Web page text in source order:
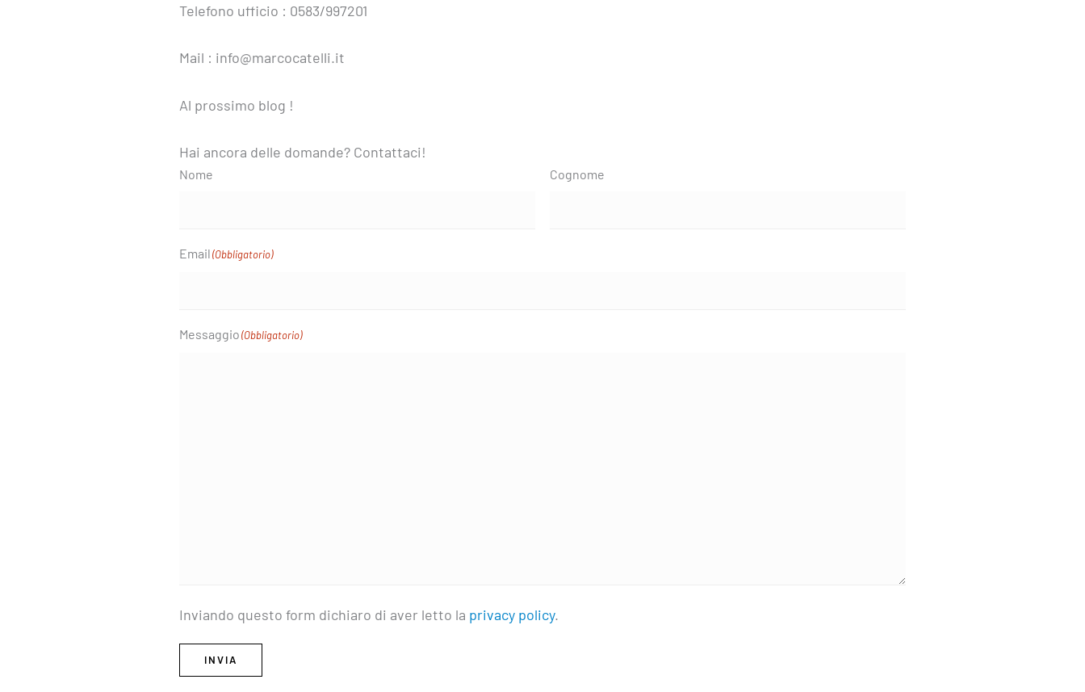
Telefono ufficio : 0583/997201
Mail : info@marcocatelli.it
Al prossimo blog !
Hai ancora delle domande? Contattaci!
Nome Cognome
Email(Obbligatorio)
Messaggio(Obbligatorio)
Inviando questo form dichiaro di aver letto la privacy policy.
INVIA